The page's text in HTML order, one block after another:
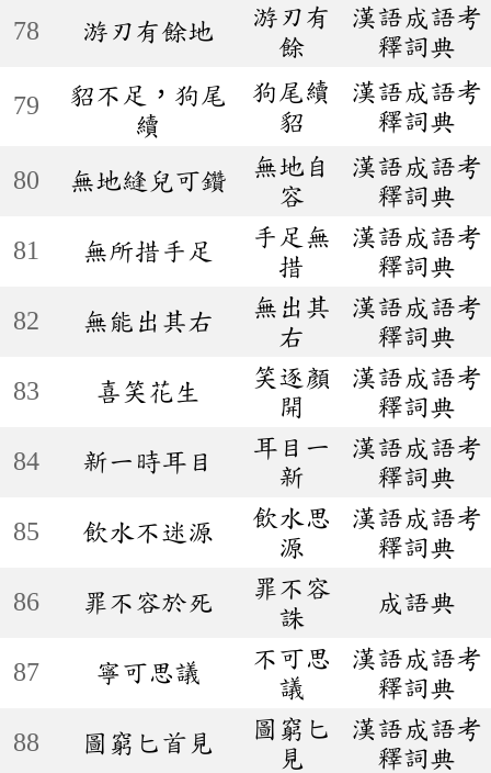
78
游刃有餘地
游刃有
餘
漢語成語考
釋詞典
79
貂不足，狗尾
續
狗尾續
貂
漢語成語考
釋詞典
80 無地縫兒可鑽
無地自
容
漢語成語考
釋詞典
81
無所措手足
手足無
措
漢語成語考
釋詞典
82
無能出其右
無出其
右
漢語成語考
釋詞典
83
喜笑花生
笑逐顏
開
漢語成語考
釋詞典
84
新一時耳目
耳目一
新
漢語成語考
釋詞典
85
飲水不迷源
飲水思
源
漢語成語考
釋詞典
86
罪不容於死
罪不容
誅
成語典
87 寧可思議
不可思
議
漢語成語考
釋詞典
88
圖窮匕首見
圖窮匕
見
漢語成語考
釋詞典